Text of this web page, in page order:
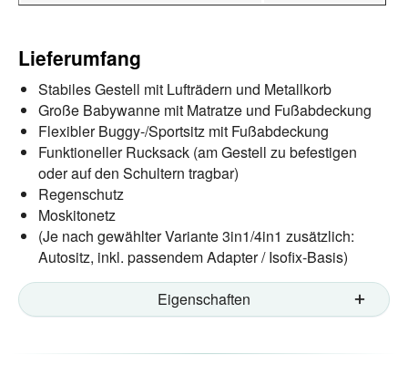
Lieferumfang
Stabiles Gestell mit Lufträdern und Metallkorb
Große Babywanne mit Matratze und Fußabdeckung
Flexibler Buggy-/Sportsitz mit Fußabdeckung
Funktioneller Rucksack (am Gestell zu befestigen
oder auf den Schultern tragbar)
Regenschutz
Moskitonetz
(Je nach gewählter Variante 3in1/4in1 zusätzlich:
Autositz, inkl. passendem Adapter / Isofix-Basis)
Eigenschaften